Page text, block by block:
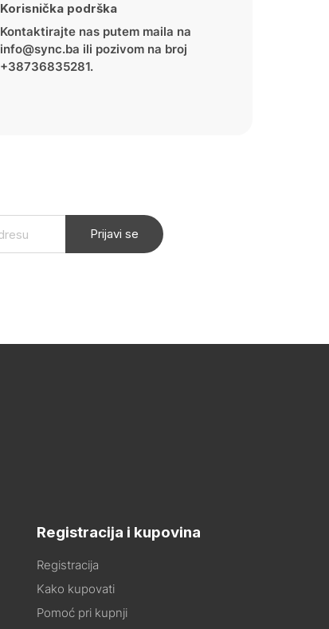
Korisnička podrška
Kontaktirajte nas putem maila na
info@sync.ba ili pozivom na broj
+38736835281.
Prijavi se
Registracija i kupovina
Registracija
Kako kupovati
Pomoć pri kupnji